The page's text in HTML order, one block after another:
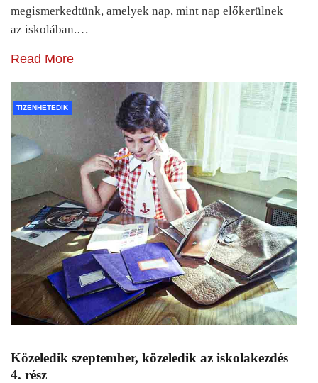
megismerkedtünk, amelyek nap, mint nap előkerülnek
az iskolában.…
Read More
TIZENHETEDIK
Közeledik szeptember, közeledik az iskolakezdés
4. rész